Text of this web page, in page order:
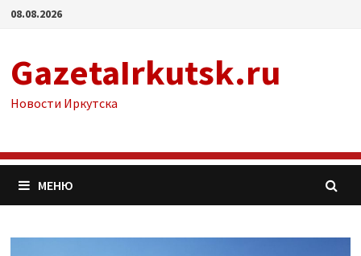
Перейти
08.08.2026
GazetaIrkutsk.ru
Новости Иркутска
МЕНЮ